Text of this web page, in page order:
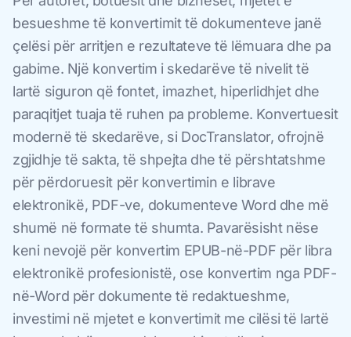
besueshme të konvertimit të dokumenteve janë
çelësi për arritjen e rezultateve të lëmuara dhe pa
gabime. Një konvertim i skedarëve të nivelit të
lartë siguron që fontet, imazhet, hiperlidhjet dhe
paraqitjet tuaja të ruhen pa probleme. Konvertuesit
modernë të skedarëve, si DocTranslator, ofrojnë
zgjidhje të sakta, të shpejta dhe të përshtatshme
për përdoruesit për konvertimin e librave
elektronikë, PDF-ve, dokumenteve Word dhe më
shumë në formate të shumta. Pavarësisht nëse
keni nevojë për konvertim EPUB-në-PDF për libra
elektronikë profesionistë, ose konvertim nga PDF-
në-Word për dokumente të redaktueshme,
investimi në mjetet e konvertimit me cilësi të lartë